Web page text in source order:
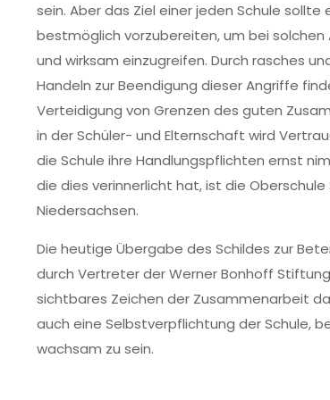
sein. Aber das Ziel einer jeden Schule sollte
bestmöglich vorzubereiten, um bei solchen
und wirksam einzugreifen. Durch rasches
Handeln zur Beendigung dieser Angriffe
Verteidigung von Grenzen des guten
in der Schüler- und Elternschaft wird
die Schule ihre Handlungspflichten ernst
die dies verinnerlicht hat, ist die
Niedersachsen.
Die heutige Übergabe des Schildes zur
durch Vertreter der Werner Bonhoff
sichtbares Zeichen der Zusammenarbeit
auch eine Selbstverpflichtung der Schule,
wachsam zu sein.